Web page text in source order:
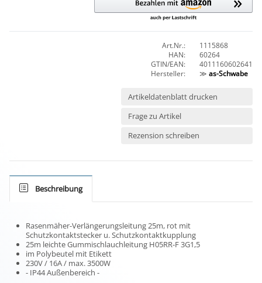
Art.Nr.:
1115868
HAN:
60264
GTIN/EAN:
4011160602641
Hersteller:
≫ as-Schwabe
Artikeldatenblatt drucken
Frage zu Artikel
Rezension schreiben
Beschreibung
Rasenmäher-Verlängerungsleitung 25m, rot mit
Schutzkontaktstecker u. Schutzkontaktkupplung
25m leichte Gummischlauchleitung H05RR-F 3G1,5
im Polybeutel mit Etikett
230V / 16A / max. 3500W
- IP44 Außenbereich -